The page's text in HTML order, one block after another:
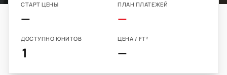
СТАРТ ЦЕНЫ
—
ПЛАН ПЛАТЕЖЕЙ
—
ДОСТУПНО ЮНИТОВ
1
ЦЕНА / FT²
—